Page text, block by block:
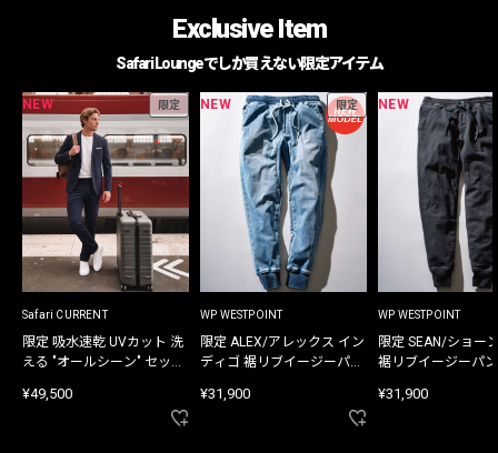
Exclusive Item
Safari Loungeでしか買えない限定アイテム
NEW 限定
Safari CURRENT
限定 吸水速乾 UVカット 洗
える "オールシーン" セット
¥49,500
NEW 限定
WP WESTPOINT
限定 ALEX/アレックス イン
ディゴ 裾リブイージーパン
¥31,900
NEW
WP WESTPOINT
限定 SEAN/ショー
裾リブイージーパ
¥31,900